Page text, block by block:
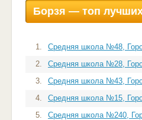
Борзя — топ
1.
Средняя школа №48,
2.
Средняя школа №28,
3.
Средняя школа №43,
4.
Средняя школа №15,
5.
Средняя школа №240,